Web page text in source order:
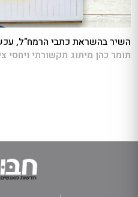
השיר בהשראת כתבי הרמח"ל,
תומר כהן מיתוג תקשורתי ויחסי